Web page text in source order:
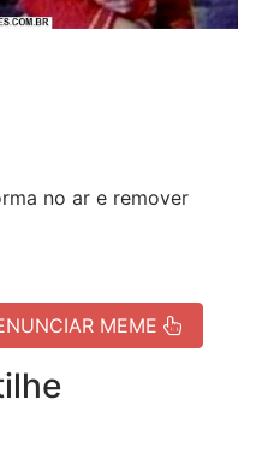
no ar e remover
MEME